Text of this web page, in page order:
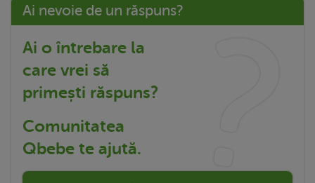
Ai nevoie de un răspuns?
Ai o întrebare la
care vrei să
primești răspuns?
Comunitatea
Qbebe te ajută.